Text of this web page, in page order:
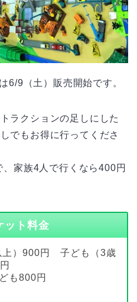
6/9（土）販売開始です。
ラクションの足しにした
でもお得に行ってくださ
家族4人で行くなら400円
ット料金
上）900円 子ども（3歳
も800円